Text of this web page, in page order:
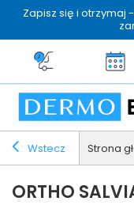
Zapisz się i otrzymaj
Darmowa 14
Wstecz Strona
ORTHO